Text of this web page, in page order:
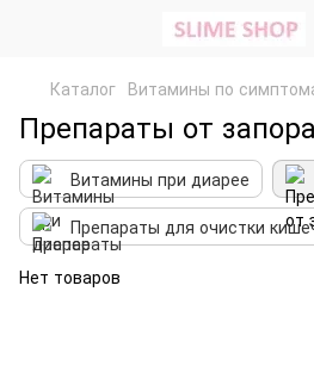
Каталог Витамины по
Препараты от запора
Витамины при диарее
Препараты для очистки
Нет товаров